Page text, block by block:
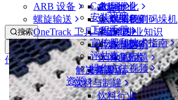
ARB 设备
螺旋输送
OneTrack 工具与组件
布局优化
从包装机到码垛机
专业知识
服务
技术
解决方案
禽肉行业
鱼类和海鲜
果蔬行业
烘焙行业
休闲食品
乳制品
饮料与制罐
饮料行业
CalcLab
安装说明
工程手册
宣传册和技术指南
评估表
操作方法视频
资源
支持
联系我们
保证
政策声明
常见问题
支持
搜索
打开菜单
传送带查找器
传送带查找器
模塑传送带